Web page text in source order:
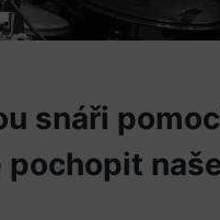
snáři
pochopit